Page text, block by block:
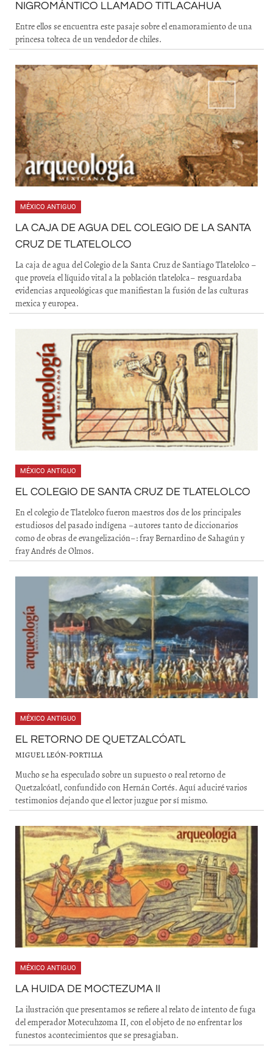
NIGROMÁNTICO LLAMADO TITLACAHUA
Entre ellos se encuentra este pasaje sobre el enamoramiento de una
princesa tolteca de un vendedor de chiles.
MÉXICO ANTIGUO
LA CAJA DE AGUA DEL COLEGIO DE LA SANTA
CRUZ DE TLATELOLCO
La caja de agua del Colegio de la Santa Cruz de Santiago Tlatelolco –
que proveía el líquido vital a la población tlatelolca– resguardaba
evidencias arqueológicas que manifiestan la fusión de las culturas
mexica y europea.
MÉXICO ANTIGUO
EL COLEGIO DE SANTA CRUZ DE TLATELOLCO
En el colegio de Tlatelolco fueron maestros dos de los principales
estudiosos del pasado indígena –autores tanto de diccionarios
como de obras de evangelización–: fray Bernardino de Sahagún y
fray Andrés de Olmos.
MÉXICO ANTIGUO
EL RETORNO DE QUETZALCÓATL
MIGUEL LEÓN-PORTILLA
Mucho se ha especulado sobre un supuesto o real retorno de
Quetzalcóatl, confundido con Hernán Cortés. Aquí aduciré varios
testimonios dejando que el lector juzgue por sí mismo.
MÉXICO ANTIGUO
LA HUIDA DE MOCTEZUMA II
La ilustración que presentamos se refiere al relato de intento de fuga
del emperador Motecuhzoma II, con el objeto de no enfrentar los
funestos acontecimientos que se presagiaban.